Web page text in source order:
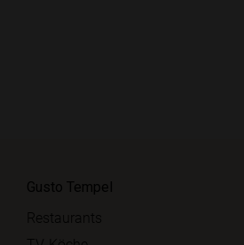
Gusto Tempel
Restaurants